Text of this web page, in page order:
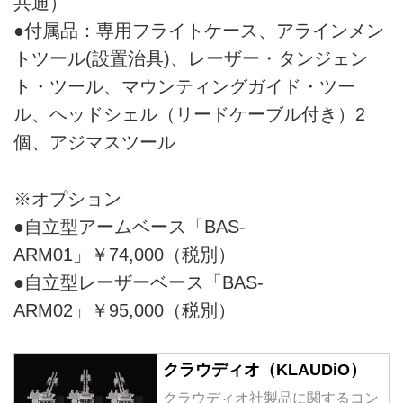
●付属品：専用フライトケース、アラインメン
トツール(設置治具)、レーザー・タンジェン
ト・ツール、マウンティングガイド・ツー
ル、ヘッドシェル（リードケーブル付き）2
個、アジマスツール
※オプション
●自立型アームベース「BAS-
ARM01」￥74,000（税別）
●自立型レーザーベース「BAS-
ARM02」￥95,000（税別）
クラウディオ（KLAUDiO）
クラウディオ社製品に関するコン